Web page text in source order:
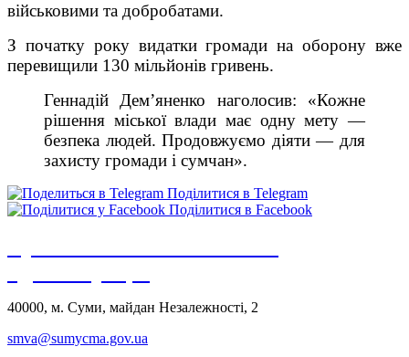
військовими та добробатами.
З початку року видатки громади на оборону вже
перевищили 130 мільйонів гривень.
Геннадій Дем’яненко наголосив: «Кожне
рішення міської влади має одну мету —
безпека людей. Продовжуємо діяти — для
захисту громади і сумчан».
Поділитися в Telegram
Поділитися в Facebook
40000, м. Суми, майдан Незалежності, 2
smva@sumycma.gov.ua